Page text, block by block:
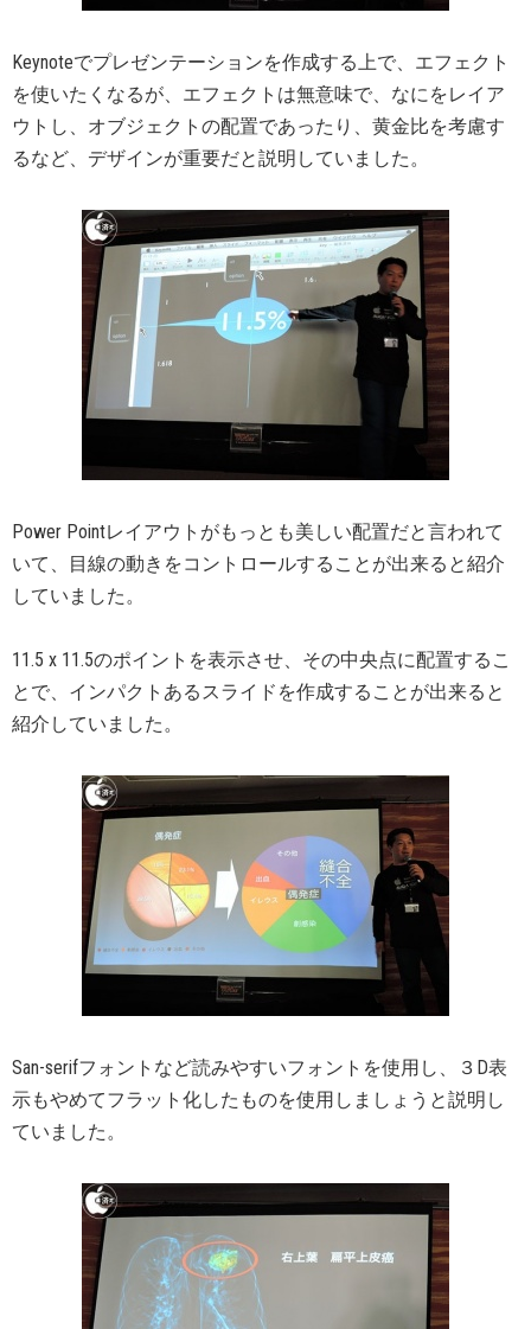
Keynoteでプレゼンテーションを作成する上で、エフェクト
を使いたくなるが、エフェクトは無意味で、なにをレイア
ウトし、オブジェクトの配置であったり、黄金比を考慮す
るなど、デザインが重要だと説明していました。
Power Pointレイアウトがもっとも美しい配置だと言われて
いて、目線の動きをコントロールすることが出来ると紹介
していました。
11.5 x 11.5のポイントを表示させ、その中央点に配置するこ
とで、インパクトあるスライドを作成することが出来ると
紹介していました。
San-serifフォントなど読みやすいフォントを使用し、３D表
示もやめてフラット化したものを使用しましょうと説明し
ていました。